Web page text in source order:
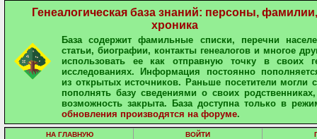
Генеалогическая база знаний: персоны, фамилии,
хроника
База содержит фамильные списки, перечни
статьи, биографии, контакты генеалогов и многое
использовать ее как отправную точку в своих
исследованиях. Информация постоянно
из открытых источников. Раньше посетители могли
пополнять базу сведениями о своих
возможность закрыта. База доступна только в
обновления производятся на форуме.
НА ГЛАВНУЮ ВОЙТИ